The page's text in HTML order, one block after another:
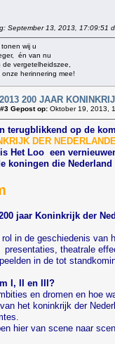
September 13, 2013, 17:09:51
wij u
én van nu
vergetelheidszee,
herinnering mee!
200 JAAR
Gepost op: Oktober 19, 2013,
terugblikkend op de
DER
Het Loo een
koningen die
jaar Koninkrijk der
in de geschiedenis van
theatrale
in de tot
I, II en III?
en dromen en hoe
het koninkrijk der
hier van scene naar